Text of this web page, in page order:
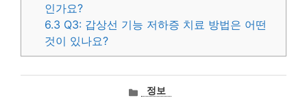
인가요?
6.3 Q3: 갑상선 기능 저하증 치료 방법은 어떤
것이 있나요?
카정보